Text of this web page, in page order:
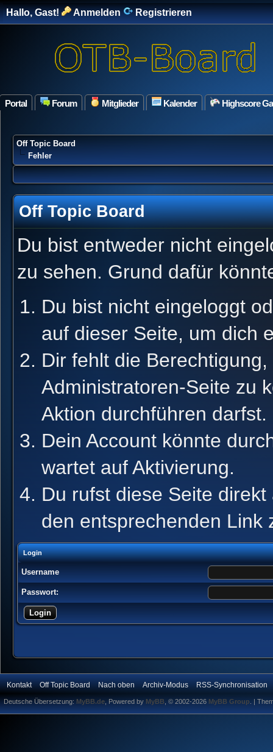
Hallo, Gast! Anmelden Registrieren
Portal Forum Mitglieder Kalender Highscore
Off Topic Board
Fehler
Off Topic Board
Du bist entweder nicht
zu sehen. Grund dafür
Du bist nicht eingeloggt
auf dieser Seite, um dich
Dir fehlt die
Administratoren-Seite zu
Aktion durchführen darfst.
Dein Account könnte
wartet auf Aktivierung.
Du rufst diese Seite
den entsprechenden Link
Login
Username
Passwort:
Kontakt Off Topic Board Nach oben Archiv-Modus RSS-Synchronisation
Deutsche Übersetzung: MyBB.de , Powered by MyBB , © 2002-2026 MyBB Group |